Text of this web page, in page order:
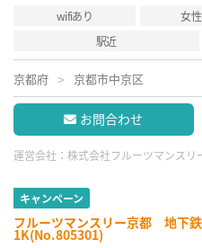
wifiあり 女
駅近
京都府 京都市中京区
お問合わせ
運営会社： 株式会社フルーツマンスリ
キャンペーン
フルーツマンスリー京都 地下鉄
1K(No.805301)